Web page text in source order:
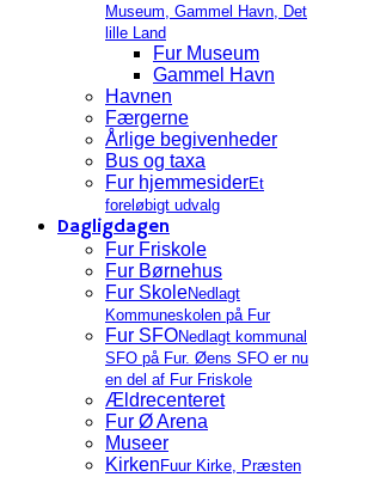
Museum, Gammel Havn, Det
lille Land
Fur Museum
Gammel Havn
Havnen
Færgerne
Årlige begivenheder
Bus og taxa
Fur hjemmesiderEt
foreløbigt udvalg
Dagligdagen
Fur Friskole
Fur Børnehus
Fur SkoleNedlagt
Kommuneskolen på Fur
Fur SFONedlagt kommunal
SFO på Fur. Øens SFO er nu
en del af Fur Friskole
Ældrecenteret
Fur Ø Arena
Museer
Kirken Fuur Kirke, Præsten